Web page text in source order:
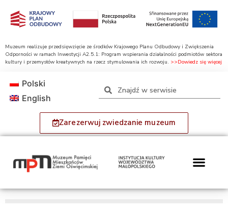
Muzeum realizuje przedsięwzięcie ze środków Krajowego Planu Odbudowy i Zwiększenia
Odporności w ramach Inwestycji A2.5.1: Program wspierania działalności podmiotów sektora
kultury i przemysłów kreatywnych na rzecz stymulowania ich rozwoju. >>Dowiedz się więcej
Zarezerwuj zwiedzanie muzeum
Polski
English